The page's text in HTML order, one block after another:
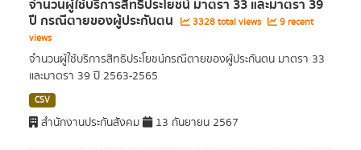
จำนวนผู้ใช้บริการสิทธิประโยชน์ มาตรา 33 และมาตรา 39
ปี กรณีตายของผู้ประกันตน 3328 total views
9 recent
views
จำนวนผู้ใช้บริการสิทธิประโยชน์กรณีตายของผู้ประกันตน มาตรา 33
และมาตรา 39 ปี 2563-2565
CSV
สำนักงานประกันสังคม 13 กันยายน 2567